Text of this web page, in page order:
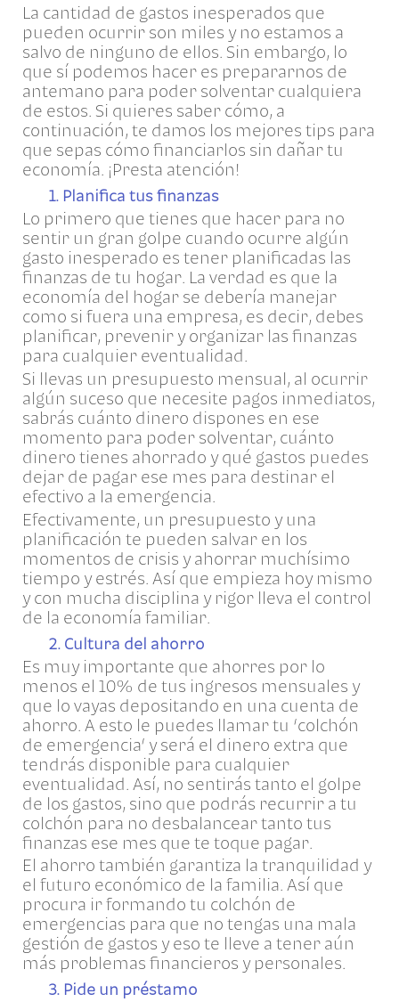
La cantidad de gastos inesperados que
pueden ocurrir son miles y no estamos a
salvo de ninguno de ellos. Sin embargo, lo
que sí podemos hacer es prepararnos de
antemano para poder solventar cualquiera
de estos. Si quieres saber cómo, a
continuación, te damos los mejores tips para
que sepas cómo financiarlos sin dañar tu
economía. ¡Presta atención!
1. Planifica tus finanzas
Lo primero que tienes que hacer para no
sentir un gran golpe cuando ocurre algún
gasto inesperado es tener planificadas las
finanzas de tu hogar. La verdad es que la
economía del hogar se debería manejar
como si fuera una empresa, es decir, debes
planificar, prevenir y organizar las finanzas
para cualquier eventualidad.
Si llevas un presupuesto mensual, al ocurrir
algún suceso que necesite pagos inmediatos,
sabrás cuánto dinero dispones en ese
momento para poder solventar, cuánto
dinero tienes ahorrado y qué gastos puedes
dejar de pagar ese mes para destinar el
efectivo a la emergencia.
Efectivamente, un presupuesto y una
planificación te pueden salvar en los
momentos de crisis y ahorrar muchísimo
tiempo y estrés. Así que empieza hoy mismo
y con mucha disciplina y rigor lleva el control
de la economía familiar.
2. Cultura del ahorro
Es muy importante que ahorres por lo
menos el 10% de tus ingresos mensuales y
que lo vayas depositando en una cuenta de
ahorro. A esto le puedes llamar tu ‘colchón
de emergencia’ y será el dinero extra que
tendrás disponible para cualquier
eventualidad. Así, no sentirás tanto el golpe
de los gastos, sino que podrás recurrir a tu
colchón para no desbalancear tanto tus
finanzas ese mes que te toque pagar.
El ahorro también garantiza la tranquilidad y
el futuro económico de la familia. Así que
procura ir formando tu colchón de
emergencias para que no tengas una mala
gestión de gastos y eso te lleve a tener aún
más problemas financieros y personales.
3. Pide un préstamo